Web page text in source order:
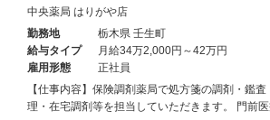
中央薬局 はりがや店
勤務地
栃木県 壬生町
給与タイプ
月給34万2,000円～42万円
雇用形態
正社員
【仕事内容】保険調剤薬局で処方箋の調剤・鑑
理・在宅調剤等を担当していただきます。 門前